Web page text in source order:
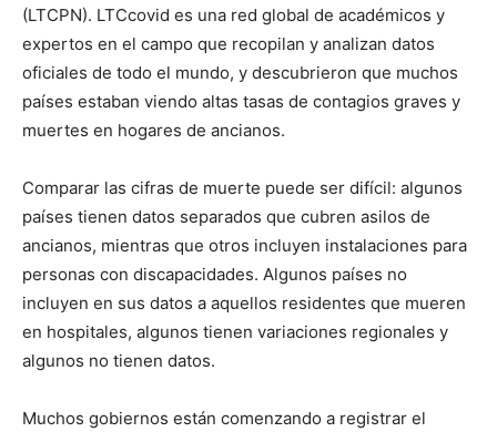
(LTCPN). LTCcovid es una red global de académicos y
expertos en el campo que recopilan y analizan datos
oficiales de todo el mundo, y descubrieron que muchos
países estaban viendo altas tasas de contagios graves y
muertes en hogares de ancianos.
Comparar las cifras de muerte puede ser difícil: algunos
países tienen datos separados que cubren asilos de
ancianos, mientras que otros incluyen instalaciones para
personas con discapacidades. Algunos países no
incluyen en sus datos a aquellos residentes que mueren
en hospitales, algunos tienen variaciones regionales y
algunos no tienen datos.
Muchos gobiernos están comenzando a registrar el